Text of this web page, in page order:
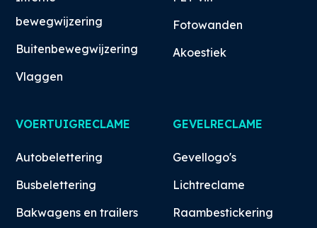
bewegwijzering
Buitenbewegwijzering
Vlaggen
Fotowanden
Akoestiek
VOERTUIGRECLAME
Autobelettering
Busbelettering
Bakwagens en trailers
GEVELRECLAME
Gevellogo's
Lichtreclame
Raambestickering